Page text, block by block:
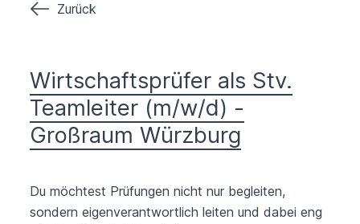
Zurück
Wirtschaftsprüfer als Stv.
Teamleiter (m/w/d) -
Großraum Würzburg
Du möchtest Prüfungen nicht nur begleiten,
sondern eigenverantwortlich leiten und dabei eng